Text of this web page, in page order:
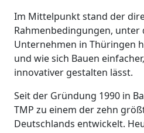
Im Mittelpunkt stand der
Rahmenbedingungen,
Unternehmen in Thüringen
und wie sich Bauen
innovativer gestalten lässt.
Seit der Gründung 1990 in
TMP zu einem der zehn
Deutschlands entwickelt.